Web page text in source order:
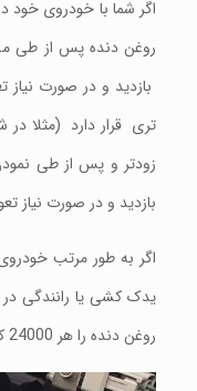
اگر شما با خودروی خود
بازديد و در صورت
تری قرار دارد (مثلا در
بازديد و در صورت نياز
اگر به طور مرتب
یدک کشی یا رانندگی در
روغن دنده را هر 24000 کیلومتر بازديد و تعویض گردد.